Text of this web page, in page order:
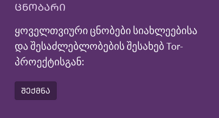
ᲪᲜᲝᲑᲐᲠᲘ
ყოველთვიური ცნობები სიახლეებისა
და შესაძლებლობების შესახებ Tor-
პროექტისგან:
ᲨᲔᲥᲛᲜᲐ